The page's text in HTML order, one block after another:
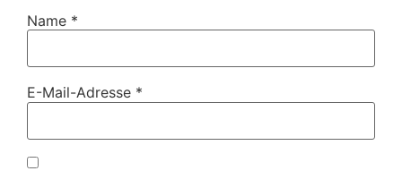
Name *
E-Mail-Adresse *